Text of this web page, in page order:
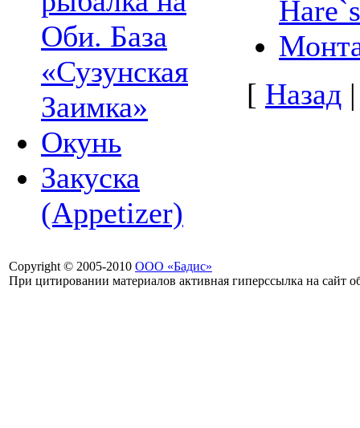
Оби. База
«Сузунская
Заимка»
Окунь
Закуска
(Appetizer)
[ Назад
Copyright © 2005-2010 ООО «Бадис»
При цитировании материалов активная гиперссылка на сайт